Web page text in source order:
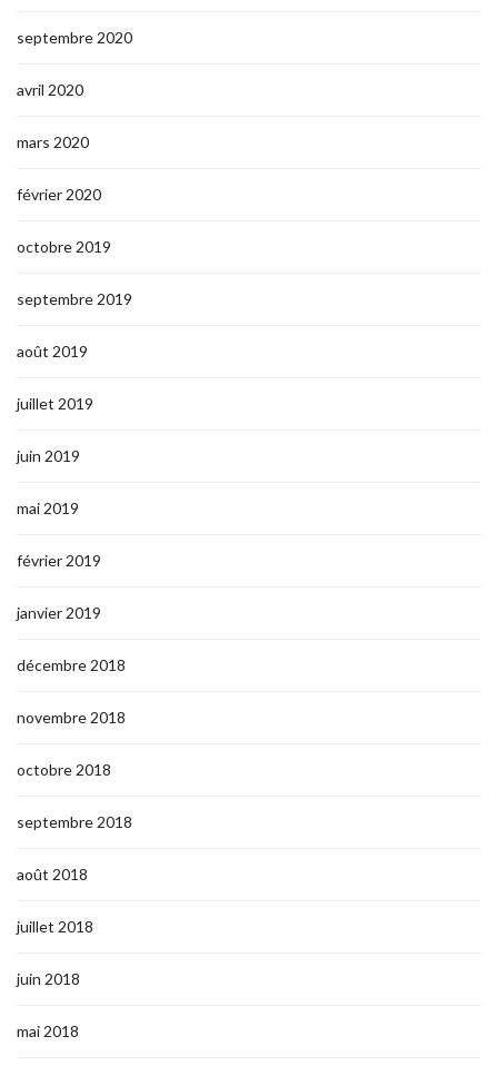
septembre 2020
avril 2020
mars 2020
février 2020
octobre 2019
septembre 2019
août 2019
juillet 2019
juin 2019
mai 2019
février 2019
janvier 2019
décembre 2018
novembre 2018
octobre 2018
septembre 2018
août 2018
juillet 2018
juin 2018
mai 2018